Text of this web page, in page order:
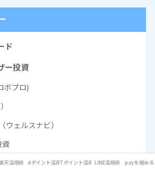
ド
ー投資
ボプロ)
ェルスナビ）
資
天活用術 dポイント活用術Tポイント活用術LINE活用術 payを極める